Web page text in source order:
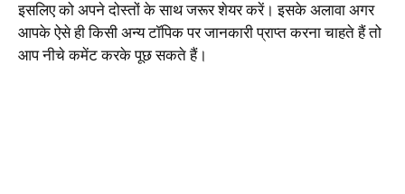
इसलिए को अपने दोस्तों के साथ जरूर शेयर करें। इसके अलावा अगर
आपके ऐसे ही किसी अन्य टॉपिक पर जानकारी प्राप्त करना चाहते हैं तो
आप नीचे कमेंट करके पूछ सकते हैं।